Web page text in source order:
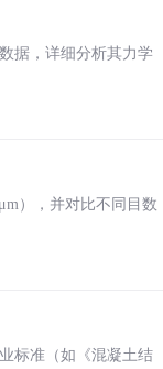
据，详细分析其力学
），并对比不同目数
标准（如《混凝土结